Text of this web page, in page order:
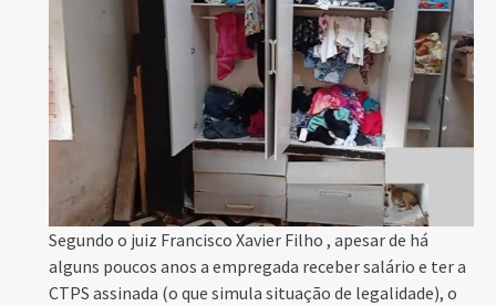
Segundo o juiz Francisco Xavier Filho , apesar de há
alguns poucos anos a empregada receber salário e ter a
CTPS assinada (o que simula situação de legalidade), o